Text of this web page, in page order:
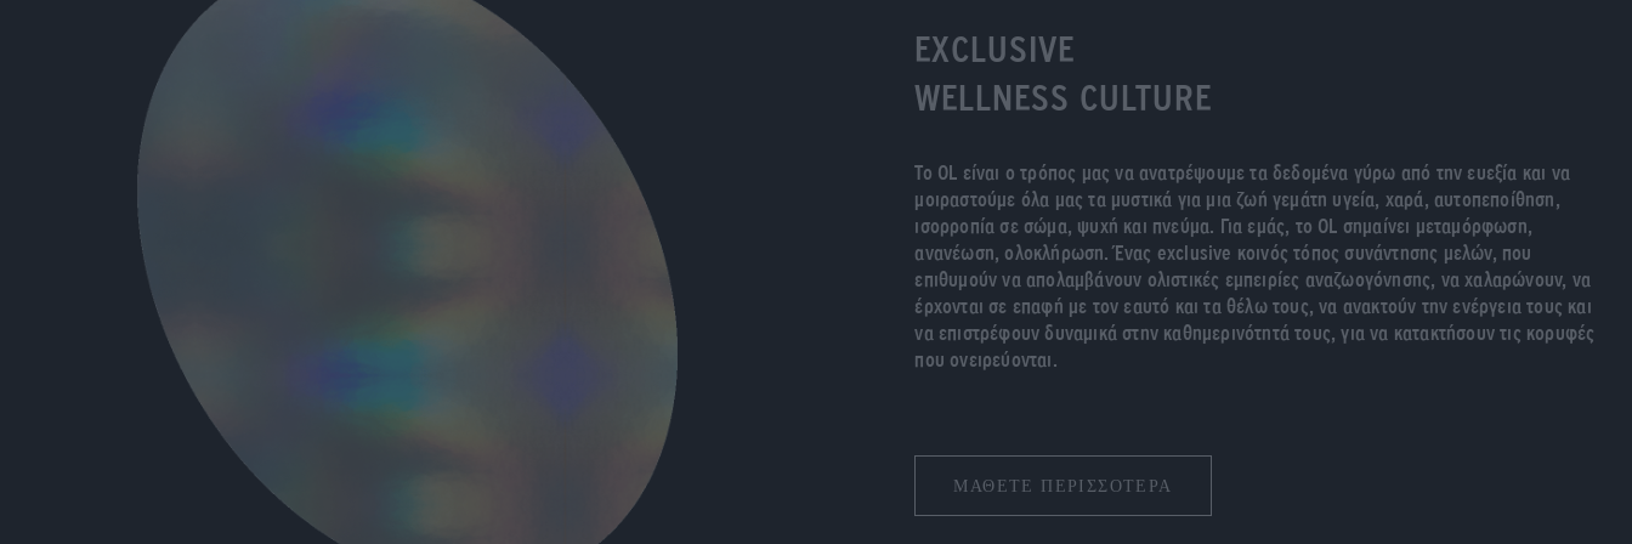
EXCLUSIVE
WELLNESS CULTURE
Το OL είναι ο τρόπος μας να ανατρέψουμε τα δεδομένα γύρω από την ευεξία και να
μοιραστούμε όλα μας τα μυστικά για μια ζωή γεμάτη υγεία, χαρά, αυτοπεποίθηση,
ισορροπία σε σώμα, ψυχή και πνεύμα. Για εμάς, το OL σημαίνει μεταμόρφωση,
ανανέωση, ολοκλήρωση. Ένας exclusive κοινός τόπος συνάντησης μελών, που
επιθυμούν να απολαμβάνουν ολιστικές εμπειρίες αναζωογόνησης, να χαλαρώνουν, να
έρχονται σε επαφή με τον εαυτό και τα θέλω τους, να ανακτούν την ενέργεια τους και
να επιστρέφουν δυναμικά στην καθημερινότητά τους, για να κατακτήσουν τις κορυφές
που ονειρεύονται.
ΜΑΘΕΤΕ ΠΕΡΙΣΣΟΤΕΡΑ